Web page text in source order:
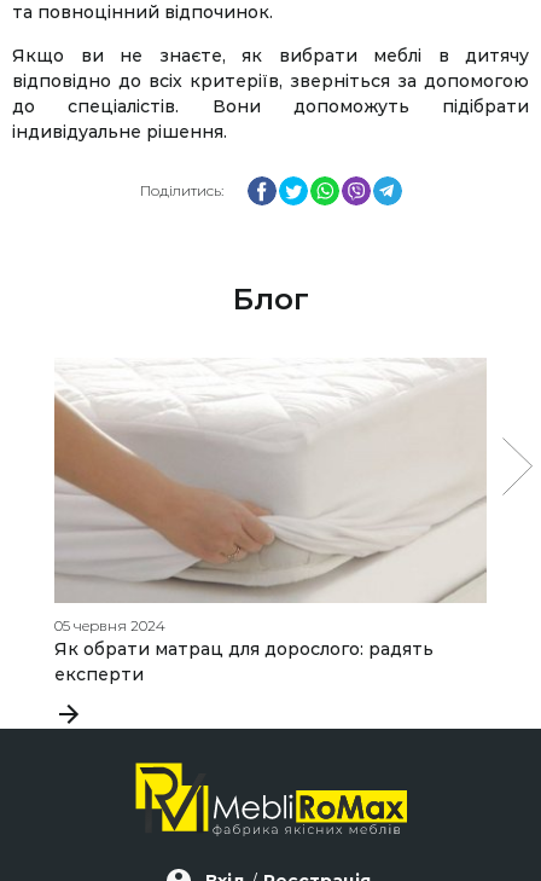
та повноцінний відпочинок.
Якщо ви не знаєте, як вибрати меблі в дитячу
відповідно до всіх критеріїв, зверніться за допомогою
до спеціалістів. Вони допоможуть підібрати
індивідуальне рішення.
Поділитись: Facebook
Twitter
WhatsApp
ViberTelegram
Блог
05 червня 2024
Як обрати матрац для дорослого: радять
експерти